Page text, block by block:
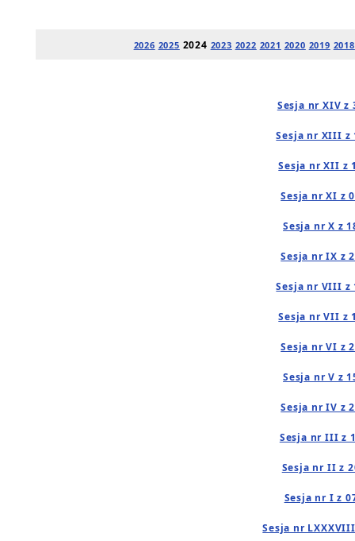
2026 2025 2024 2023 2022 2021 2020 2019 2018
Sesja nr XIV z
Sesja nr XIII z
Sesja nr XII z
Sesja nr XI z
Sesja nr X z
Sesja nr IX z
Sesja nr VIII z
Sesja nr VII z
Sesja nr VI z
Sesja nr V z
Sesja nr IV z
Sesja nr III z
Sesja nr II z
Sesja nr I z
Sesja nr